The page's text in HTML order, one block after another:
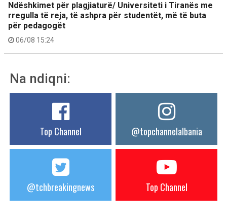
Ndëshkimet për plagjiaturë/ Universiteti i Tiranës me
rregulla të reja, të ashpra për studentët, më të buta
për pedagogët
06/08 15:24
Na ndiqni:
Top Channel @topchannelalbania
@tchbreakingnews Top Channel